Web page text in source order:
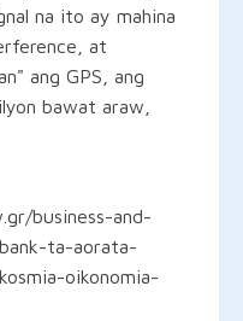
na ito ay mahina
at
ang GPS, ang
bawat araw,
business-and-
ta-aorata-
oikonomia-